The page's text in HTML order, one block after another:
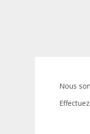
Nous